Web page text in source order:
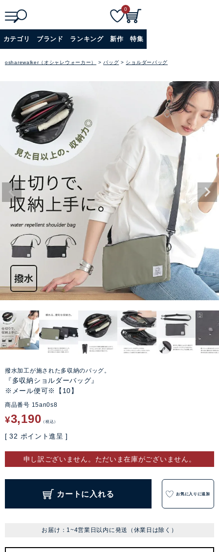
詳細検索
0
カテゴリ ブランド ランキング 新作 特集
osharewalker（オシャレウォーカー） バッグ ショルダーバッグ
撥水加工が施された多収納のバッグ。
『多収納ショルダーバッグ』
※メール便可※【10】
商品番号 15an0s8
¥3,190 税込
[ 32 ポイント進呈 ]
申し訳ございません。ただいま在庫がございません。
カートに入れる お気に入りに追加
お届け：1~4営業日以内に発送（休業日は除く）